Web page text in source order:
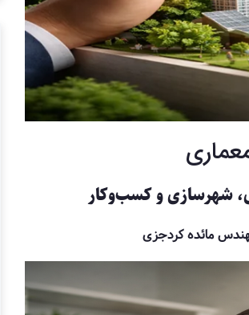
شهرسازی و کسب‌وکار
مائده کردجزی